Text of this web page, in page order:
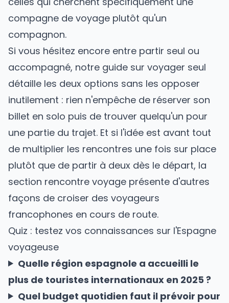
compagne de voyage plutôt qu'un
compagnon.
Si vous hésitez encore entre partir seul ou
accompagné, notre guide sur voyager seul
détaille les deux options sans les opposer
inutilement : rien n'empêche de réserver son
billet en solo puis de trouver quelqu'un pour
une partie du trajet. Et si l'idée est avant tout
de multiplier les rencontres une fois sur place
plutôt que de partir à deux dès le départ, la
section rencontre voyage présente d'autres
façons de croiser des voyageurs
francophones en cours de route.
Quiz : testez vos connaissances sur l'Espagne
voyageuse
Quelle région espagnole a accueilli le
plus de touristes internationaux en 2025 ?
Quel budget quotidien faut il prévoir pour